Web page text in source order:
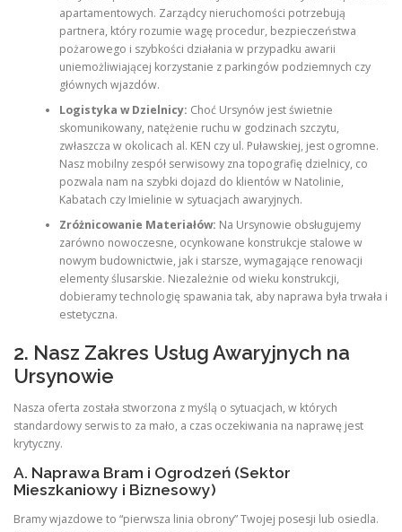
apartamentowych. Zarządcy nieruchomości potrzebują
partnera, który rozumie wagę procedur, bezpieczeństwa
pożarowego i szybkości działania w przypadku awarii
uniemożliwiającej korzystanie z parkingów podziemnych czy
głównych wjazdów.
Logistyka w Dzielnicy: Choć Ursynów jest świetnie
skomunikowany, natężenie ruchu w godzinach szczytu,
zwłaszcza w okolicach al. KEN czy ul. Puławskiej, jest ogromne.
Nasz mobilny zespół serwisowy zna topografię dzielnicy, co
pozwala nam na szybki dojazd do klientów w Natolinie,
Kabatach czy Imielinie w sytuacjach awaryjnych.
Zróżnicowanie Materiałów: Na Ursynowie obsługujemy
zarówno nowoczesne, ocynkowane konstrukcje stalowe w
nowym budownictwie, jak i starsze, wymagające renowacji
elementy ślusarskie. Niezależnie od wieku konstrukcji,
dobieramy technologię spawania tak, aby naprawa była trwała i
estetyczna.
2. Nasz Zakres Usług Awaryjnych na
Ursynowie
Nasza oferta została stworzona z myślą o sytuacjach, w których
standardowy serwis to za mało, a czas oczekiwania na naprawę jest
krytyczny.
A. Naprawa Bram i Ogrodzeń (Sektor
Mieszkaniowy i Biznesowy)
Bramy wjazdowe to “pierwsza linia obrony” Twojej posesji lub osiedla.